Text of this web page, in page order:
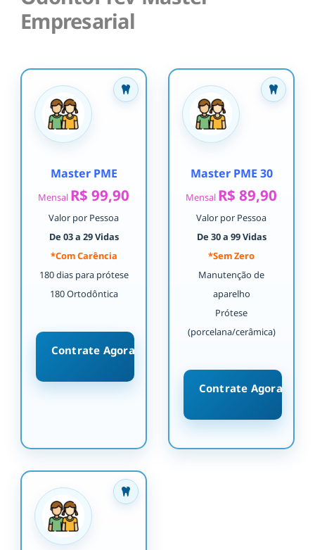
Empresarial
Master PME
Mensal R$ 99,90
Valor por Pessoa
De 03 a 29 Vidas
*Com Carência
180 dias para prótese
180 Ortodôntica
Contrate Agora
Master PME 30
Mensal R$ 89,90
Valor por Pessoa
De 30 a 99 Vidas
*Sem Zero
Manutenção de
aparelho
Prótese
(porcelana/cerâmica)
Contrate Agora